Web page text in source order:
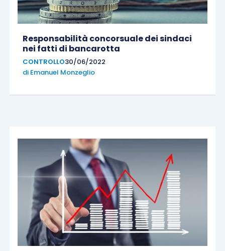
Responsabilità concorsuale dei sindaci
nei fatti di bancarotta
CONTROLLO30/06/2022
di Emanuel Monzeglio